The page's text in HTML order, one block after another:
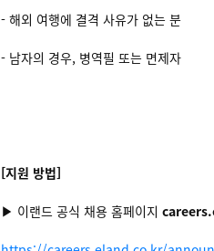
- ​해외 여행에 결격 사유가 없는 분
- ​남자의 경우, 병역필 또는 면제자
[지원 방법]
▶ 이랜드 공식 채용 홈페이지